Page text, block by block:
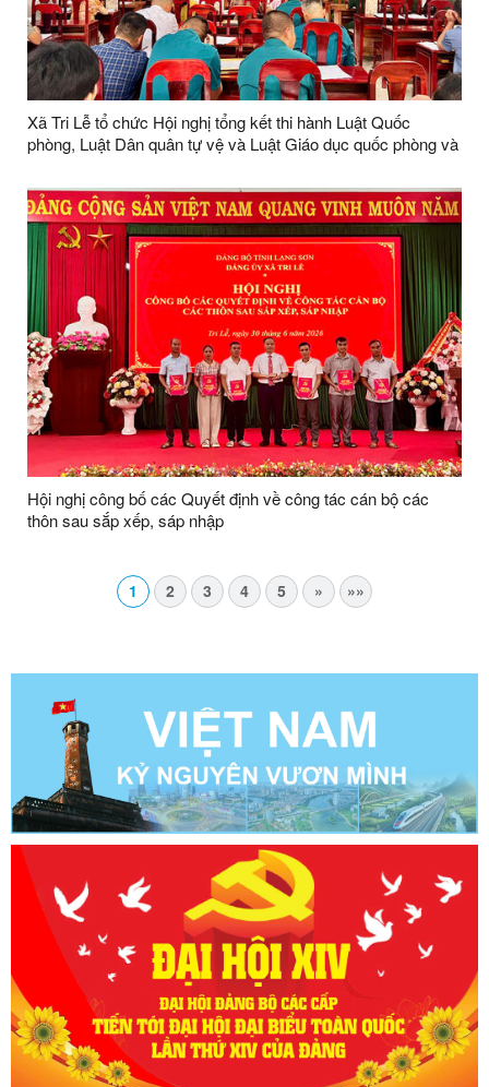
Xã Tri Lễ tổ chức Hội nghị tổng kết thi hành Luật Quốc
phòng, Luật Dân quân tự vệ và Luật Giáo dục quốc phòng và
Hội nghị công bố các Quyết định về công tác cán bộ các
thôn sau sắp xếp, sáp nhập
1 2 3 4 5 » »»